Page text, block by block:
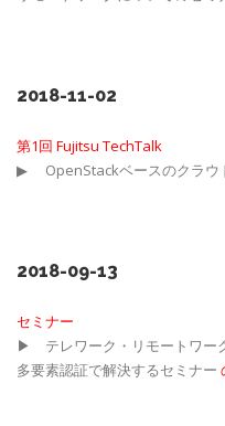
2018-11-02
第1回 Fujitsu TechTalk
▶ OpenStackベースのクラウ
2018-09-13
セミナー
▶ テレワーク・リモートワー
多要素認証で解決するセミナー